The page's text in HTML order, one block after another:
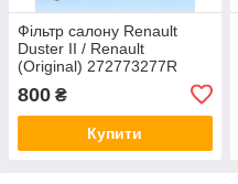
Фільтр салону Renault
Duster II / Renault
(Original) 272773277R
800 ₴
Купити